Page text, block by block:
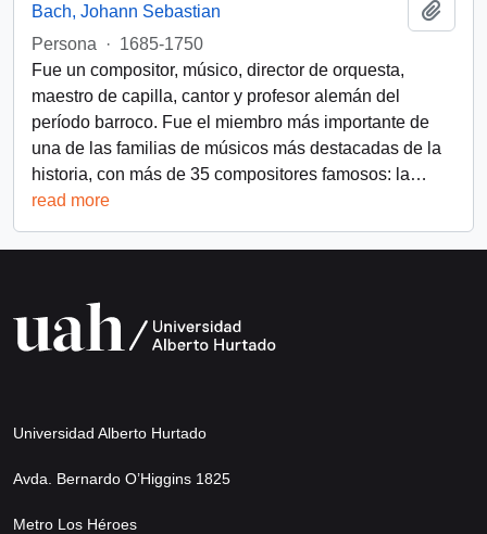
Bach, Johann Sebastian
Persona
· 1685-1750
Fue un compositor, músico, director de orquesta,
maestro de capilla, cantor y profesor alemán del
período barroco. Fue el miembro más importante de
una de las familias de músicos más destacadas de la
historia, con más de 35 compositores famosos: la…
read more
Universidad Alberto Hurtado
Avda. Bernardo O’Higgins 1825
Metro Los Héroes